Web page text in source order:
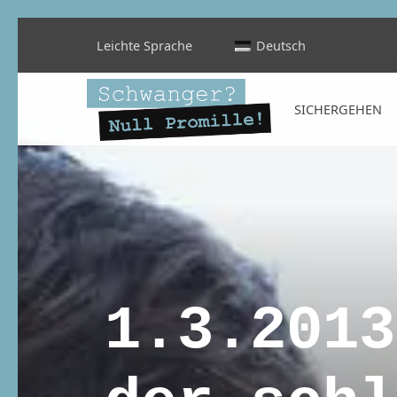
SICHERGEHEN
Leichte Sprache Deutsch